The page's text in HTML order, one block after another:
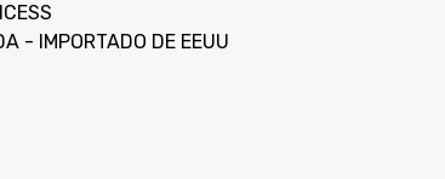
- IMPORTADO DE EEUU